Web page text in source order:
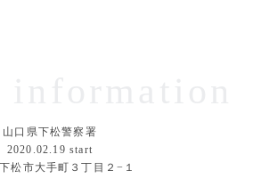
山口県下松警察署
2020.02.19 start
松市大手町３丁目２−１